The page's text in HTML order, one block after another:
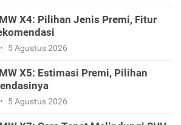
X4: Pilihan Jenis Premi, Fitur
• 5 Agustus 2026
X5: Estimasi Premi, Pilihan
• 5 Agustus 2026